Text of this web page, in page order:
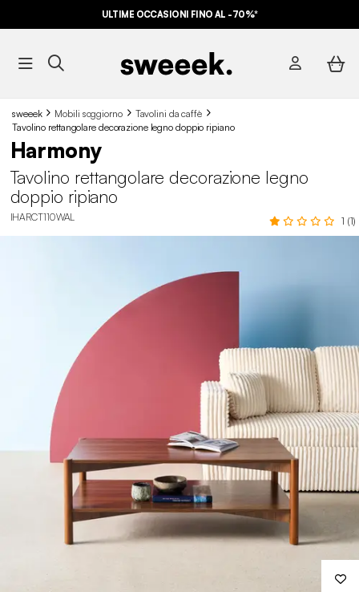
ULTIME OCCASIONI FINO AL -70%*
sweeek Mobili soggiorno
Tavolini da caffè
Tavolino rettangolare decorazione legno doppio ripiano
Harmony
Tavolino rettangolare decorazione legno
doppio ripiano
IHARCT110WAL 1 (1)